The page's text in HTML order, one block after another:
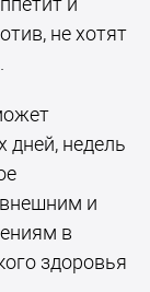
не хотят
дней, недель
внешним и
в
здоровья